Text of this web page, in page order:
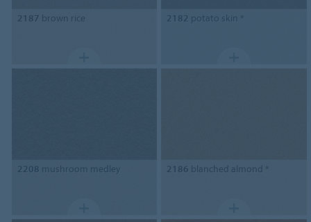
2187 brown rice 2182 potato skin *
2208 mushroom medley 2186 blanched almond *